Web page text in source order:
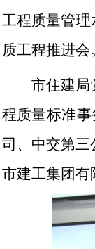
工程质量管
质工程推进会
市住建局
程质量标准
司、中交第三
市建工集团有